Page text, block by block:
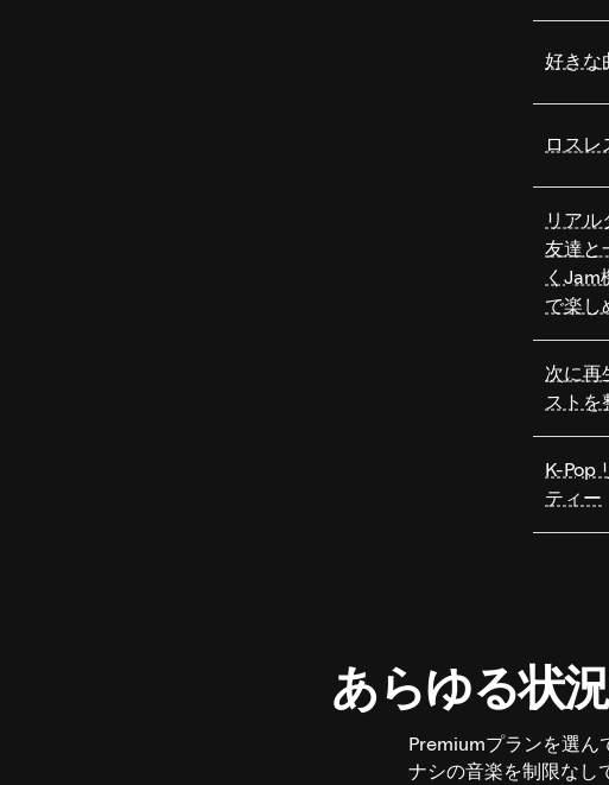
好きな
ロスレ
リア
友達と
くJam
で楽し
次に再
ストを
K-Pop
ティー
あらゆる状
Premiumプランを選ん
ナシの音楽を制限なし